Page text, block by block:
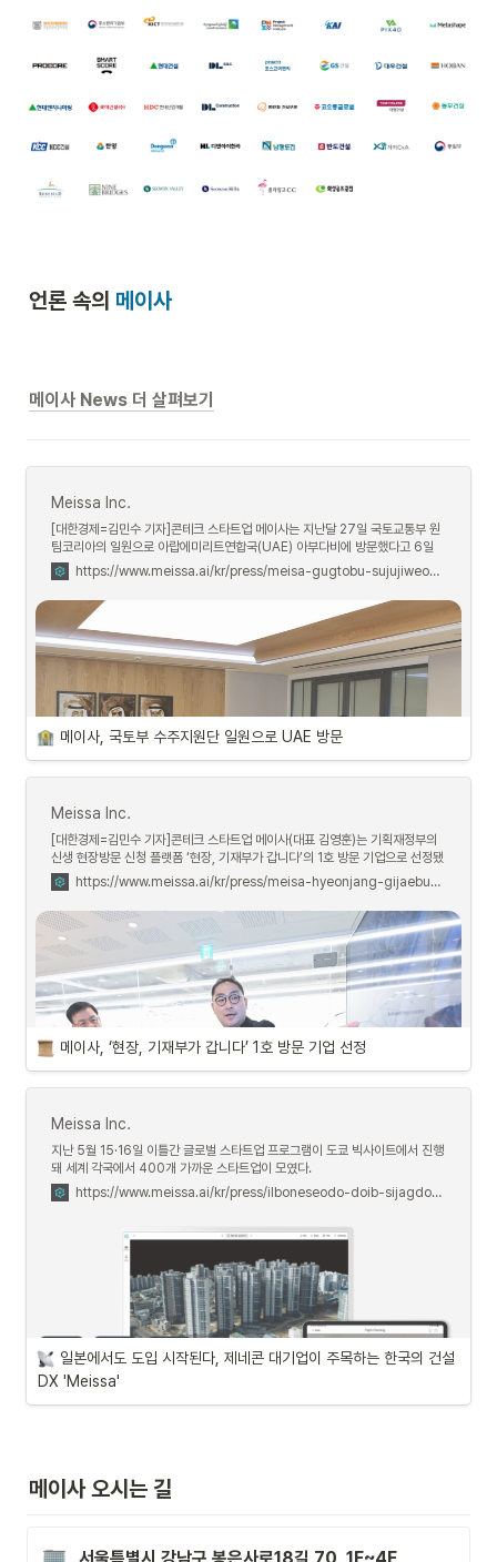
언론 속의 메이사
메이사 News 더 살펴보기
Meissa Inc.
[대한경제=김민수 기자]콘테크 스타트업 메이사는 지난달 27일 국토교통부 원
팀코리아의 일원으로 아랍에미리트연합국(UAE) 아부다비에 방문했다고 6일
밝혔다.국토부 수주 지원단은 박상우 장관을 단장으로, 지난해 윤석열 대통령의
UAE 순방의 후속 성과를 구체화하기 위해 아부다비에 방문했다.메이사는 이번
UAE 방문을 통해 자사의 ‘위성과 드론을 활용한 메가 프로젝트 관리 방안’을
UAE 정부 기관 및 관계자에게 소개했다. 특히 뒤이어 한국을 방문한 에티하드
레일의 실무진과 후속 미팅을 통해 협력 가능성을 타진했다.김영훈 메이사 대표
는 “이번 국토부 원팀코리아 UAE 일정을 통해 양국 간 협력이 강화되고 국내 기
업들이 현지에 진출하는데 큰 도움이 됐다"며 “앞으로도 메이사는 기술력 강화
및 해외 시장 진출 확대를 통해 국내 건설 솔루션 기술의 경쟁력을 높이는 데 기
여할 것”이라고 말했다.
https://www.meissa.ai/kr/press/meisa-gugtobu-sujujiweondan-ilweoneuro-uae-bangmun
메이사, 국토부 수주지원단 일원으로 UAE 방문
Meissa Inc.
[대한경제=김민수 기자]콘테크 스타트업 메이사(대표 김영훈)는 기획재정부의
신생 현장방문 신청 플랫폼 ‘현장, 기재부가 갑니다’의 1호 방문 기업으로 선정됐
다고 21일 밝혔다.기재부는 현장의 생생한 목소리를 직접 청취하고 정책에 최대
한 반영하기 위해 올해 처음으로 플랫폼 운영을 시작했다. 방문 대상은 민생 경제
현장, 수출・투자 기업, 미래 세대 등 기획재정부의 방문을 원하는 누구나 될 수
있다.
https://www.meissa.ai/kr/press/meisa-hyeonjang-gijaebuga-gabnida-1ho-bangmun-gieob-seonjeong
메이사, ‘현장, 기재부가 갑니다’ 1호 방문 기업 선정
Meissa Inc.
지난 5월 15·16일 이틀간 글로벌 스타트업 프로그램이 도쿄 빅사이트에서 진행
돼 세계 각국에서 400개 가까운 스타트업이 모였다.
https://www.meissa.ai/kr/press/ilboneseodo-doib-sijagdoenda-jenekon-daegieobi-jumoghaneun-hangugyi-geonseol-dx-meissa
일본에서도 도입 시작된다, 제네콘 대기업이 주목하는 한국의 건설
DX 'Meissa'
메이사 오시는 길